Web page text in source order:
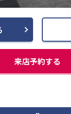
来店予約する